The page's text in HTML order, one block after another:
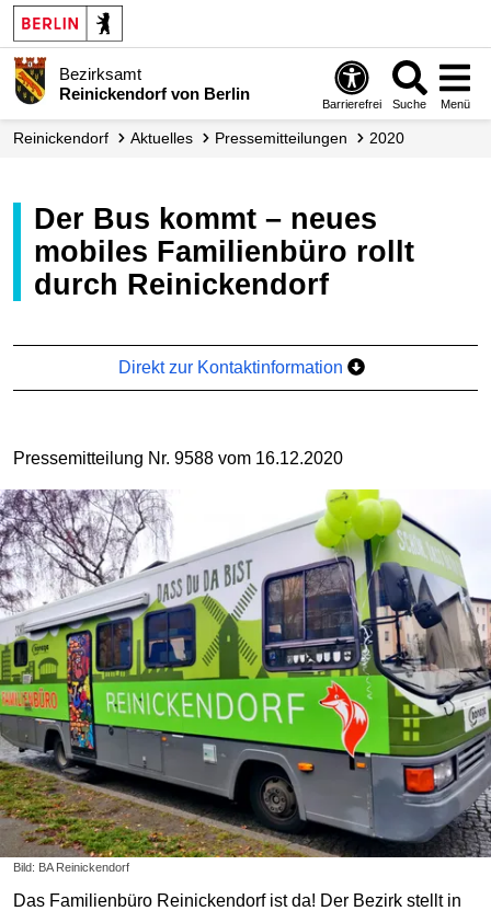
Bezirksamt
Reinickendorf von Berlin
Barrierefrei Suche Menü
Reinickendorf Aktuelles Presse­mitteilungen 2020
Der Bus kommt – neues
mobiles Familienbüro rollt
durch Reinickendorf
Direkt zur Kontaktinformation
Pressemitteilung Nr. 9588 vom 16.12.2020
Bild: BA Reinickendorf
Das Familienbüro Reinickendorf ist da! Der Bezirk stellt in